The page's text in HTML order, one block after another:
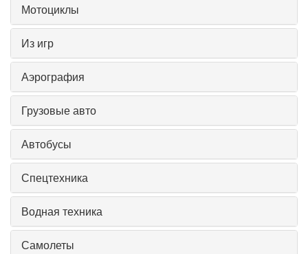
Мотоциклы
Из игр
Аэрография
Грузовые авто
Автобусы
Спецтехника
Водная техника
Самолеты